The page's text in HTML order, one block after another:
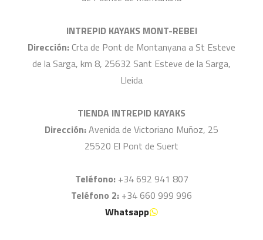
INTREPID KAYAKS MONT-REBEI
Dirección: Crta de Pont de Montanyana a St Esteve
de la Sarga, km 8, 25632 Sant Esteve de la Sarga,
Lleida
TIENDA INTREPID KAYAKS
Dirección: Avenida de Victoriano Muñoz, 25
25520 El Pont de Suert
Teléfono: +34 692 941 807
Teléfono 2: +34 660 999 996
Whatsapp